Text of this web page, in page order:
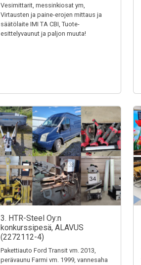
Vesimittarit, messinkiosat ym,
Virtausten ja paine-erojen mittaus ja
säätölaite IMI TA CBI, Tuote-
esittelyvaunut ja paljon muuta!
3. HTR-Steel Oy:n
konkurssipesä, ALAVUS
(2272112-4)
Pakettiauto Ford Transit vm. 2013,
perävaunu Farmi vm. 1999, vannesaha